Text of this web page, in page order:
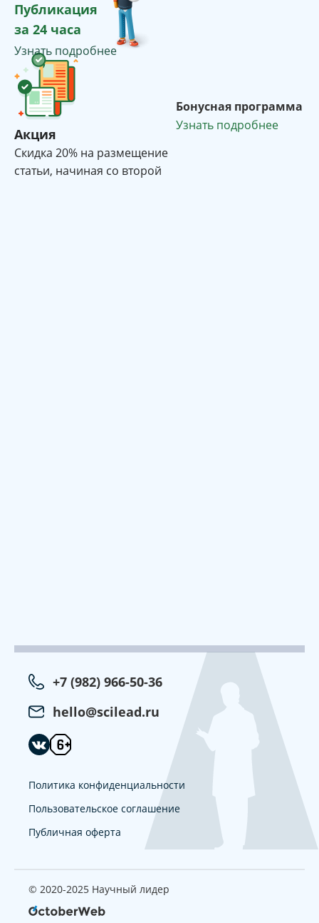
Публикация
за 24 часа
Узнать подробнее
Акция
Cкидка 20% на размещение
статьи, начиная со второй
Бонусная программа
Узнать подробнее
+7 (982) 966-50-36
hello@scilead.ru
Политика конфиденциальности
Пользовательское соглашение
Публичная оферта
© 2020-2025 Научный лидер